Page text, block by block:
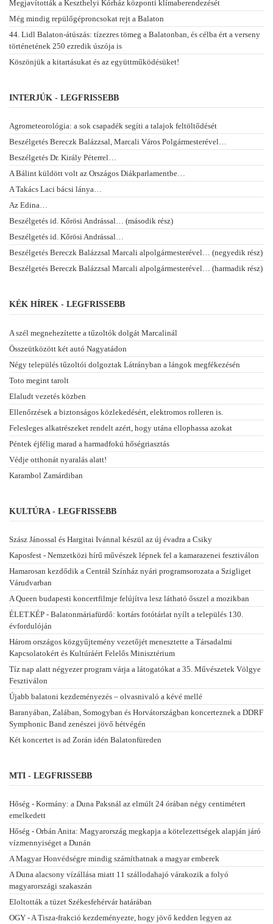
Megjavították a Keszthelyi Kórház központi klímaberendezését
Még mindig repülőgéproncsokat rejt a Balaton
44. Lidl Balaton-átúszás: tízezres tömeg a Balatonban, és célba ért a verseny
történetének 250 ezredik úszója is
Köszönjük a kitartásukat és az együttműködésüket!
INTERJÚK - LEGFRISSEBB
Agrometeorológia: a sok csapadék segíti a talajok feltöltődését
Beszélgetés Bereczk Balázzsal, Marcali Város Polgármesterével…
Beszélgetés Dr. Király Péterrel…
A Bálint küldött volt az Országos Diákparlamentbe…
A Takács Laci bácsi lánya…
Az Edina…
Beszélgetés id. Kőrösi Andrással… (második rész)
Beszélgetés id. Kőrösi Andrással…
Beszélgetés Bereczk Balázzsal Marcali alpolgármesterével… (negyedik rész)
Beszélgetés Bereczk Balázzsal Marcali alpolgármesterével… (harmadik rész)
KÉK HÍREK - LEGFRISSEBB
A szél megnehezítette a tűzoltók dolgát Marcalinál
Összeütközött két autó Nagyatádon
Négy település tűzoltói dolgoztak Látrányban a lángok megfékezésén
Toto megint tarolt
Elaludt vezetés közben
Ellenőrzések a biztonságos közlekedésért, elektromos rolleren is.
Felesleges alkatrészeket rendelt azért, hogy utána ellophassa azokat
Péntek éjfélig marad a harmadfokú hőségriasztás
Védje otthonát nyaralás alatt!
Karambol Zamárdiban
KULTÚRA - LEGFRISSEBB
Szász Jánossal és Hargitai Ivánnal készül az új évadra a Csiky
Kaposfest - Nemzetközi hírű művészek lépnek fel a kamarazenei fesztiválon
Hamarosan kezdődik a Centrál Színház nyári programsorozata a Szigliget
Várudvarban
A Queen budapesti koncertfilmje felújítva lesz látható ősszel a mozikban
ÉLET.KÉP - Balatonmáriafürdő: kortárs fotótárlat nyílt a település 130.
évfordulóján
Három országos közgyűjtemény vezetőjét menesztette a Társadalmi
Kapcsolatokért és Kultúráért Felelős Minisztérium
Tíz nap alatt négyezer program várja a látogatókat a 35. Művészetek Völgye
Fesztiválon
Újabb balatoni kezdeményezés – olvasnivaló a kévé mellé
Baranyában, Zalában, Somogyban és Horvátországban koncerteznek a DDRF
Symphonic Band zenészei jövő hétvégén
Két koncertet is ad Zorán idén Balatonfüreden
MTI - LEGFRISSEBB
Hőség - Kormány: a Duna Paksnál az elmúlt 24 órában négy centimétert
emelkedett
Hőség - Orbán Anita: Magyarország megkapja a kötelezettségek alapján járó
vízmennyiséget a Dunán
A Magyar Honvédségre mindig számíthatnak a magyar emberek
A Duna alacsony vízállása miatt 11 szállodahajó várakozik a folyó
magyarországi szakaszán
Eloltották a tüzet Székesfehérvár határában
OGY - A Tisza-frakció kezdeményezte, hogy jövő kedden legyen az